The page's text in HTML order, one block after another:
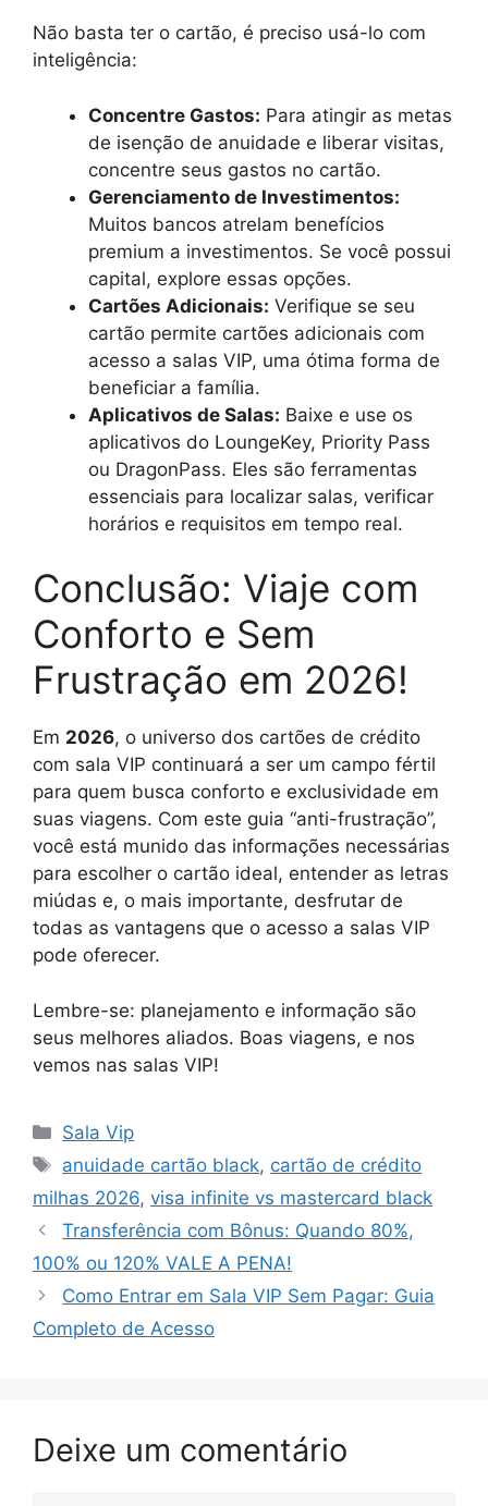
Não basta ter o cartão, é preciso usá-lo com
inteligência:
Concentre Gastos: Para atingir as metas
de isenção de anuidade e liberar visitas,
concentre seus gastos no cartão.
Gerenciamento de Investimentos:
Muitos bancos atrelam benefícios
premium a investimentos. Se você possui
capital, explore essas opções.
Cartões Adicionais: Verifique se seu
cartão permite cartões adicionais com
acesso a salas VIP, uma ótima forma de
beneficiar a família.
Aplicativos de Salas: Baixe e use os
aplicativos do LoungeKey, Priority Pass
ou DragonPass. Eles são ferramentas
essenciais para localizar salas, verificar
horários e requisitos em tempo real.
Conclusão: Viaje com
Conforto e Sem
Frustração em 2026!
Em 2026, o universo dos cartões de crédito
com sala VIP continuará a ser um campo fértil
para quem busca conforto e exclusividade em
suas viagens. Com este guia “anti-frustração”,
você está munido das informações necessárias
para escolher o cartão ideal, entender as letras
miúdas e, o mais importante, desfrutar de
todas as vantagens que o acesso a salas VIP
pode oferecer.
Lembre-se: planejamento e informação são
seus melhores aliados. Boas viagens, e nos
vemos nas salas VIP!
Categorias
Sala Vip
Tags
anuidade cartão black, cartão de crédito
milhas 2026, visa infinite vs mastercard black
Transferência com Bônus: Quando 80%,
100% ou 120% VALE A PENA!
Como Entrar em Sala VIP Sem Pagar: Guia
Completo de Acesso
Deixe um comentário